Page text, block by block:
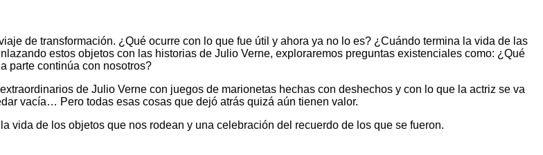
de transformación. ¿Qué ocurre con lo que fue útil y ahora ya no lo es? ¿Cuándo termina la vida de las
estos objetos con las historias de Julio Verne, exploraremos preguntas existenciales como: ¿Qué
parte continúa con nosotros?
de Julio Verne con juegos de marionetas hechas con deshechos y con lo que la actriz se va
vacía… Pero todas esas cosas que dejó atrás quizá aún tienen valor.
vida de los objetos que nos rodean y una celebración del recuerdo de los que se fueron.